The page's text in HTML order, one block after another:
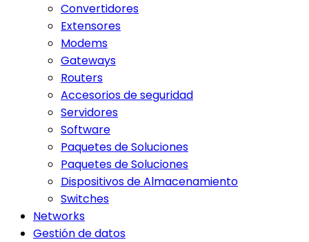
Convertidores
Extensores
Modems
Gateways
Routers
Accesorios de seguridad
Servidores
Software
Paquetes de Soluciones
Paquetes de Soluciones
Dispositivos de Almacenamiento
Switches
Networks
Gestión de datos